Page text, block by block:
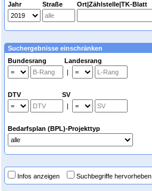
Jahr
Straße Ort|Zählstelle|TK-Blatt
Suchergebnisse einschränken
Bundesrang Landesrang
|
DTV SV
|
Bedarfsplan (BPL)-Projekttyp
Infos anzeigen Suchbegriffe hervorheben